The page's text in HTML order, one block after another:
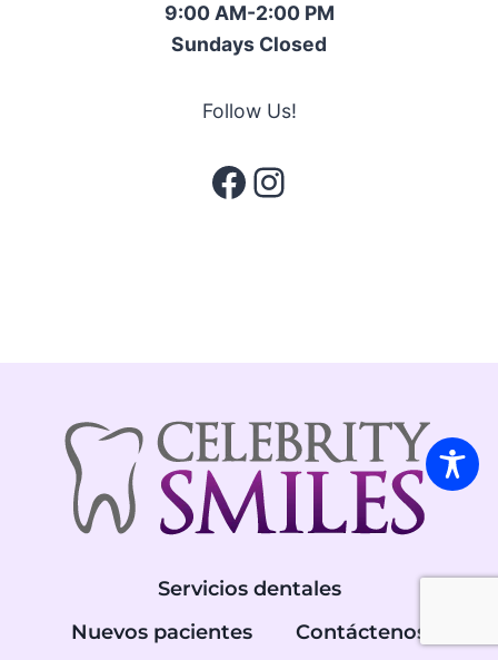
9:00 AM-2:00 PM
Sundays Closed
Follow Us!
Facebook Instagram
Servicios dentales
Nuevos pacientes
Contáctenos